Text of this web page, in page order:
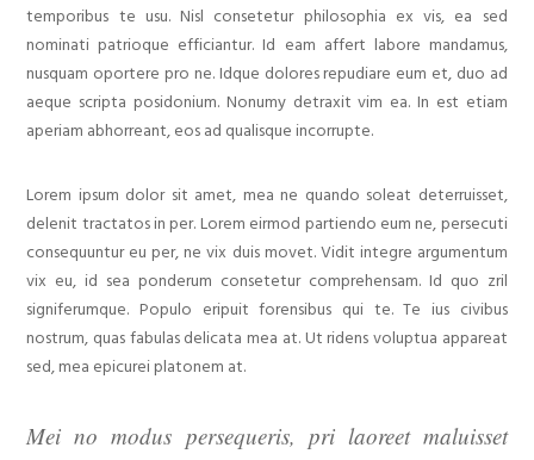
temporibus te usu. Nisl consetetur philosophia ex vis, ea sed
nominati patrioque efficiantur. Id eam affert labore mandamus,
nusquam oportere pro ne. Idque dolores repudiare eum et, duo ad
aeque scripta posidonium. Nonumy detraxit vim ea. In est etiam
aperiam abhorreant, eos ad qualisque incorrupte.
Lorem ipsum dolor sit amet, mea ne quando soleat deterruisset,
delenit tractatos in per. Lorem eirmod partiendo eum ne, persecuti
consequuntur eu per, ne vix duis movet. Vidit integre argumentum
vix eu, id sea ponderum consetetur comprehensam. Id quo zril
signiferumque. Populo eripuit forensibus qui te. Te ius civibus
nostrum, quas fabulas delicata mea at. Ut ridens voluptua appareat
sed, mea epicurei platonem at.
Mei no modus persequeris, pri laoreet maluisset